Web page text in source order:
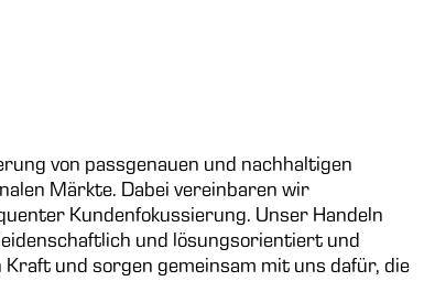
von passgenauen und nachhaltigen
Märkte. Dabei vereinbaren wir
Kundenfokussierung. Unser Handeln
und lösungsorientiert und
und sorgen gemeinsam mit uns dafür, die